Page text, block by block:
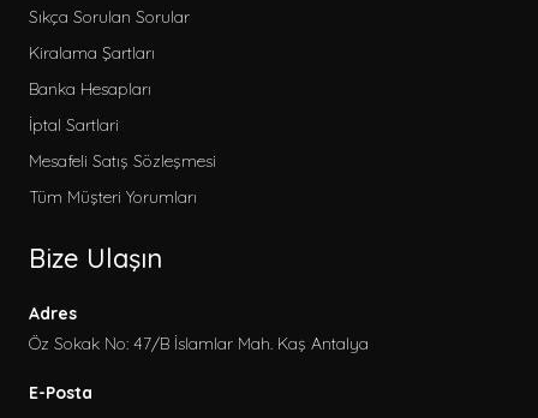
Kategoriler
Erken Rezervasyon
2026 Kiralık Villa
Korunaklı Villalar
Bahçeli Villalar
Evcil Hayvan Dostu Villalar
Kapalı Havuzlu Villalar
Aileye Uygun Villalar
Sıkça Sorulan Sorular
Kiralama Şartları
Banka Hesapları
İptal Sartlari
Mesafeli Satış Sözleşmesi
Tüm Müşteri Yorumları
Bize Ulaşın
Adres
Öz Sokak No: 47/B İslamlar Mah. Kaş Antalya
E-Posta